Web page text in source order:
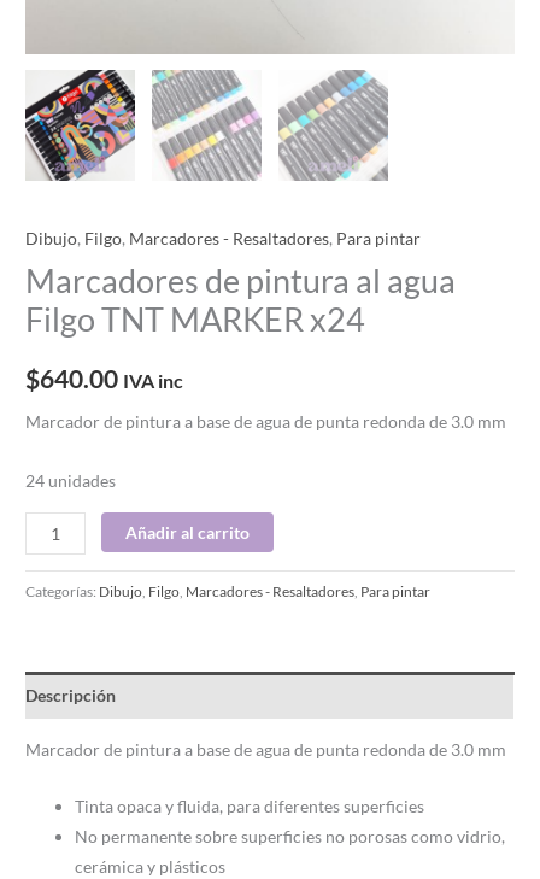
Dibujo, Filgo, Marcadores - Resaltadores, Para pintar
Marcadores de pintura al agua
Filgo TNT MARKER x24
$640.00 IVA inc
Marcador de pintura a base de agua de punta redonda de 3.0 mm
24 unidades
Añadir al carrito
Categorías: Dibujo, Filgo, Marcadores - Resaltadores, Para pintar
Descripción
Marcador de pintura a base de agua de punta redonda de 3.0 mm
Tinta opaca y fluida, para diferentes superficies
No permanente sobre superficies no porosas como vidrio,
cerámica y plásticos